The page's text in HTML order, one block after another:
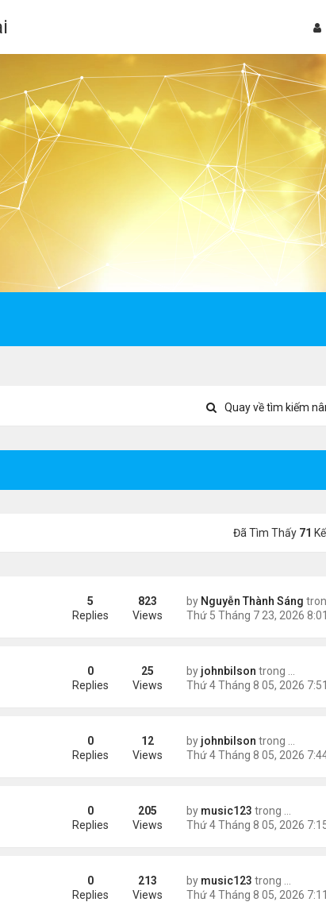
Quay về tìm kiếm
Đã Tìm Thấy 71
nhat lang thu quan by Nguyễn Thành Sáng
5
Replies
823
Views
Characters by johnbilson trong
0
Replies
25
Views
– Exclusive Streetwear Meets Marvel Style
by johnbilson trong
0
Replies
12
Views
by music123 trong
0
Replies
205
Views
tháng by music123 trong
0
Replies
213
Views